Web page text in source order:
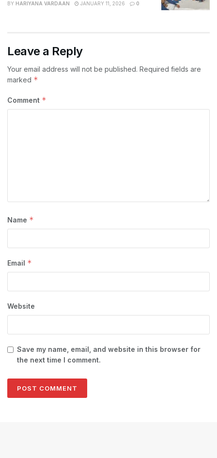
BY HARIYANA VARDAAN JANUARY 11, 2026 0
Leave a Reply
Your email address will not be published. Required fields are
marked *
Comment *
Name *
Email *
Website
Save my name, email, and website in this browser for
the next time I comment.